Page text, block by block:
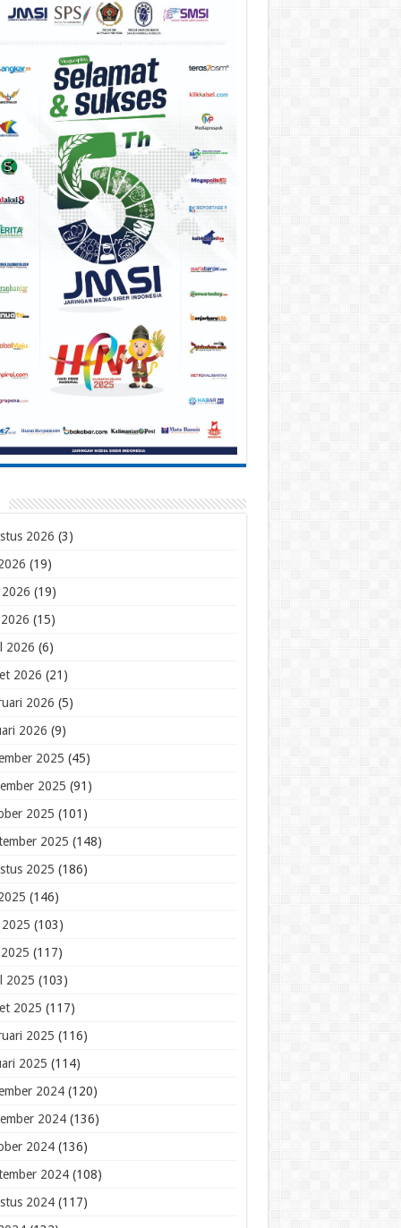
2026 (3)
(19)
2026 (19)
(15)
2026 (6)
2026 (21)
2026 (5)
2026 (9)
2025 (45)
2025 (91)
2025 (101)
2025 (148)
2025 (186)
(146)
2025 (103)
(117)
2025 (103)
2025 (117)
2025 (116)
2025 (114)
2024(120)
2024(136)
2024(136)
2024(108)
2024(117)